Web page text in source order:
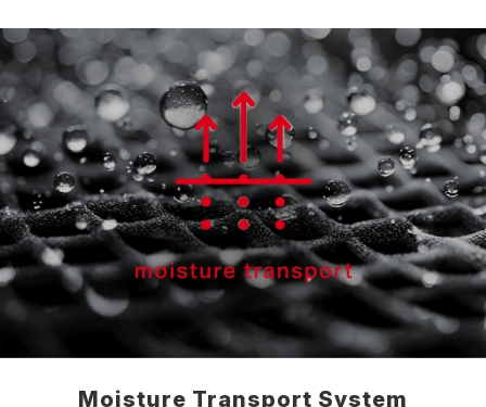
Moisture Transport System